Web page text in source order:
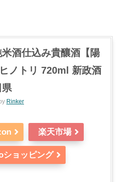
酒仕込み貴釀酒【陽
ノトリ 720ml 新政酒
Rinker
楽天市場
ショッピング